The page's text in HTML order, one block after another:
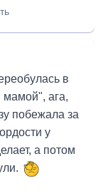
в
мамой", ага,
побежала за
у
а потом